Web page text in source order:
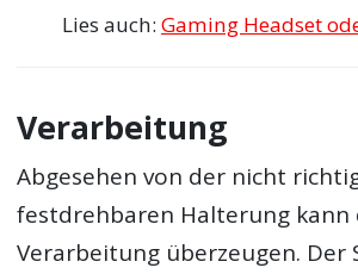
Lies auch: Gaming Headset
Verarbeitung
Abgesehen von der nicht
festdrehbaren Halterung kann
Verarbeitung überzeugen. Der